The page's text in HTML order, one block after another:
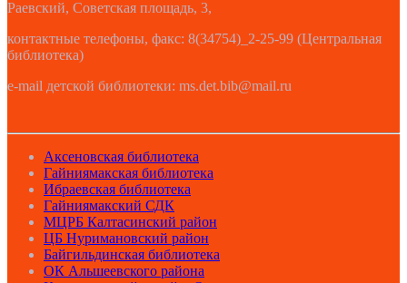
Раевский, Советская площадь, 3,
контактные телефоны, факс: 8(34754)_2-25-99 (Центральная
библиотека)
e-mail детской библиотеки: ms.det.bib@mail.ru
Аксеновская библиотека
Гайниямакская библиотека
Ибраевская библиотека
Гайниямакский СДК
МЦРБ Калтасинский район
ЦБ Нуримановский район
Байгильдинская библиотека
ОК Альшеевского района